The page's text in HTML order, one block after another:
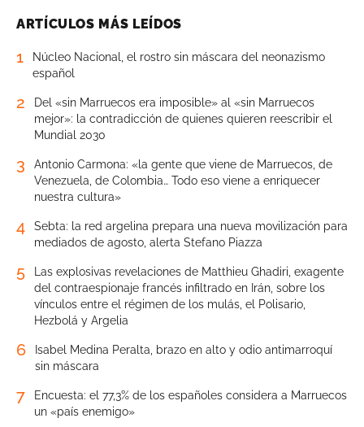
ARTÍCULOS MÁS LEÍDOS
1
Núcleo Nacional, el rostro sin máscara del neonazismo
español
2
Del «sin Marruecos era imposible» al «sin Marruecos
mejor»: la contradicción de quienes quieren reescribir el
Mundial 2030
3
Antonio Carmona: «la gente que viene de Marruecos, de
Venezuela, de Colombia… Todo eso viene a enriquecer
nuestra cultura»
4
Sebta: la red argelina prepara una nueva movilización para
mediados de agosto, alerta Stefano Piazza
5
Las explosivas revelaciones de Matthieu Ghadiri, exagente
del contraespionaje francés infiltrado en Irán, sobre los
vínculos entre el régimen de los mulás, el Polisario,
Hezbolá y Argelia
6
Isabel Medina Peralta, brazo en alto y odio antimarroquí
sin máscara
7
Encuesta: el 77,3% de los españoles considera a Marruecos
un «país enemigo»